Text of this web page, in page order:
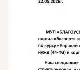
на предмет
степени
окружающей
Требования к